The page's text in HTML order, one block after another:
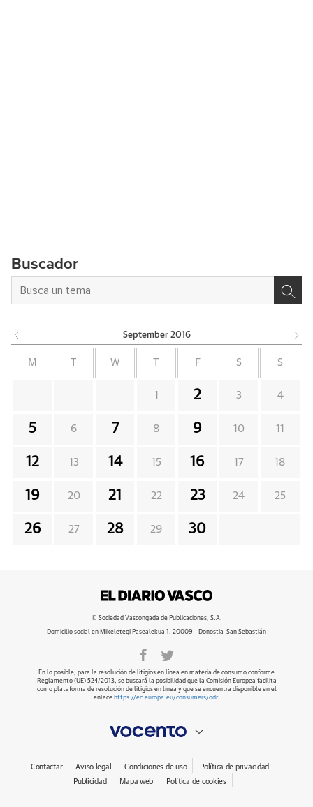
Buscador
September 2016
M W F S S
1 2 3 4
5 6 7 8 9 10 11
12 13 14 15 16 17 18
19 20 21 22 23 24 25
26 27 28 29 30
© Sociedad Vascongada de Publicaciones, S.A.
Domicilio social en Mikeletegi Pasealekua 1. 20009 - Donostia-San Sebastián
En lo posible, para la resolución de litigios en línea en materia de consumo conforme
Reglamento (UE) 524/2013, se buscará la posibilidad que la Comisión Europea facilita
como plataforma de resolución de litigios en línea y que se encuentra disponible en el
enlace https://ec.europa.eu/consumers/odr.
Contactar Aviso legal Condiciones de uso
Política de privacidad
Publicidad
Mapa web Política de cookies